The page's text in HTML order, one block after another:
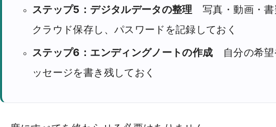
ステップ5：デジタルデータの整理 写真・動画・書
クラウド保存し、パスワードを記録しておく
ステップ6：エンディングノートの作成 自分の希望
ッセージを書き残しておく